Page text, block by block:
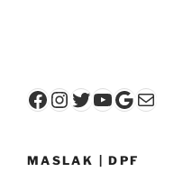
Facebook
Instagram
Twitter
YouTube
Google
E-posta
MASLAK | DPF